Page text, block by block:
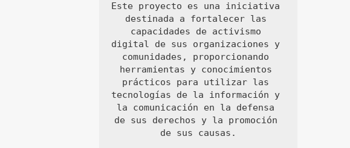
Este proyecto es una iniciativa
destinada a fortalecer las
capacidades de activismo
digital de sus organizaciones y
comunidades, proporcionando
herramientas y conocimientos
prácticos para utilizar las
tecnologías de la información y
la comunicación en la defensa
de sus derechos y la promoción
de sus causas.